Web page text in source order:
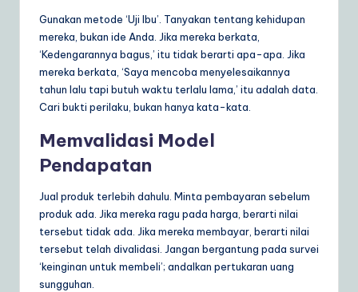
Gunakan metode ‘Uji Ibu’. Tanyakan tentang kehidupan
mereka, bukan ide Anda. Jika mereka berkata,
‘Kedengarannya bagus,’ itu tidak berarti apa-apa. Jika
mereka berkata, ‘Saya mencoba menyelesaikannya
tahun lalu tapi butuh waktu terlalu lama,’ itu adalah data.
Cari bukti perilaku, bukan hanya kata-kata.
Memvalidasi Model
Pendapatan
Jual produk terlebih dahulu. Minta pembayaran sebelum
produk ada. Jika mereka ragu pada harga, berarti nilai
tersebut tidak ada. Jika mereka membayar, berarti nilai
tersebut telah divalidasi. Jangan bergantung pada survei
‘keinginan untuk membeli’; andalkan pertukaran uang
sungguhan.